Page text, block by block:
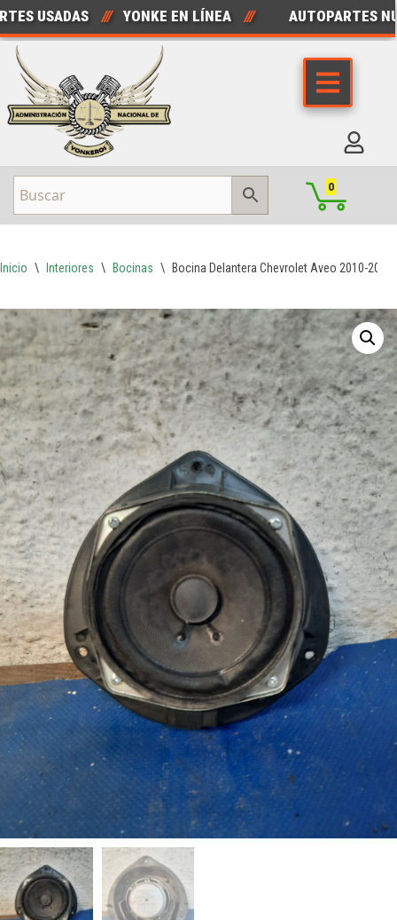
Saltar
al
contenido
USADAS /// YONKE EN LÍNEA /// AUTOPARTES
0
Inicio \ Interiores \ Bocinas \ Bocina Delantera Chevrolet Aveo 2010-2013